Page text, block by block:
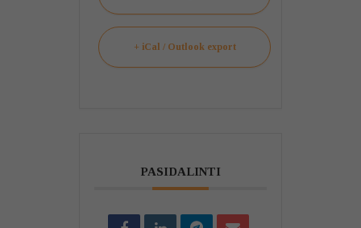
+ iCal / Outlook export
PASIDALINTI